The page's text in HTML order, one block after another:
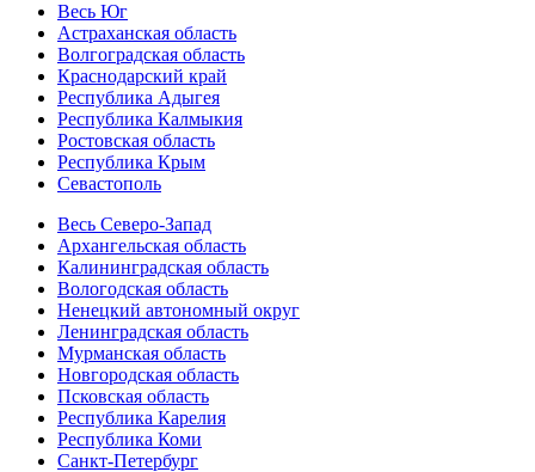
Весь Юг
Астраханская область
Волгоградская область
Краснодарский край
Республика Адыгея
Республика Калмыкия
Ростовская область
Республика Крым
Севастополь
Весь Северо-Запад
Архангельская область
Калининградская область
Вологодская область
Ненецкий автономный округ
Ленинградская область
Мурманская область
Новгородская область
Псковская область
Республика Карелия
Республика Коми
Санкт-Петербург